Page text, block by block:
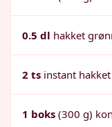
0.5 dl hakket
2 ts instant
1 boks (300 g)